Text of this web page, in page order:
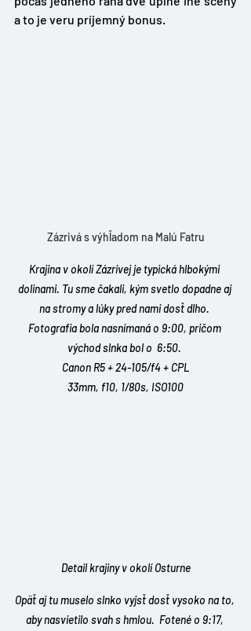
a to je veru príjemný bonus.
Zázrivá s výhľadom na Malú Fatru
Krajina v okolí Zázrivej je typická hlbokými
dolinami. Tu sme čakali, kým svetlo dopadne aj
na stromy a lúky pred nami dosť dlho.
Fotografia bola nasnímaná o 9:00, pričom
východ slnka bol o  6:50.
Canon R5 + 24-105/f4 + CPL
33mm, f10, 1/80s, ISO100
Detail krajiny v okolí Osturne
Opäť aj tu muselo slnko vyjsť dosť vysoko na to,
aby nasvietilo svah s hmlou.  Fotené o 9:17,